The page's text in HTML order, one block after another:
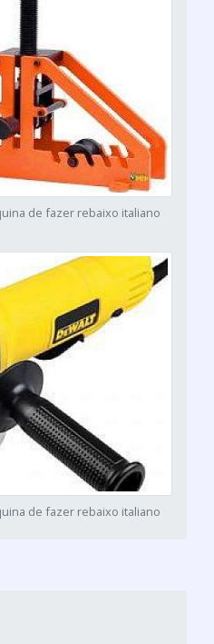
de fazer rebaixo italiano
de fazer rebaixo italiano